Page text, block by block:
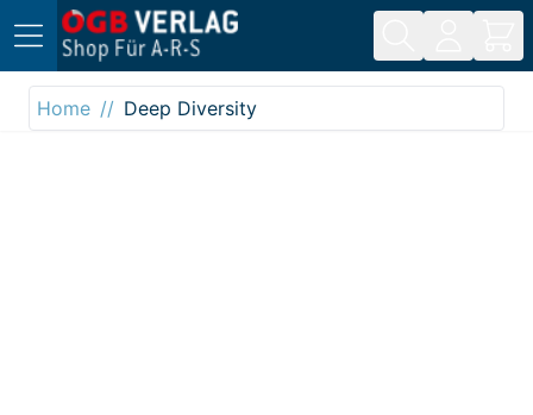
Direkt zum Inhalt
Home
Deep Diversity